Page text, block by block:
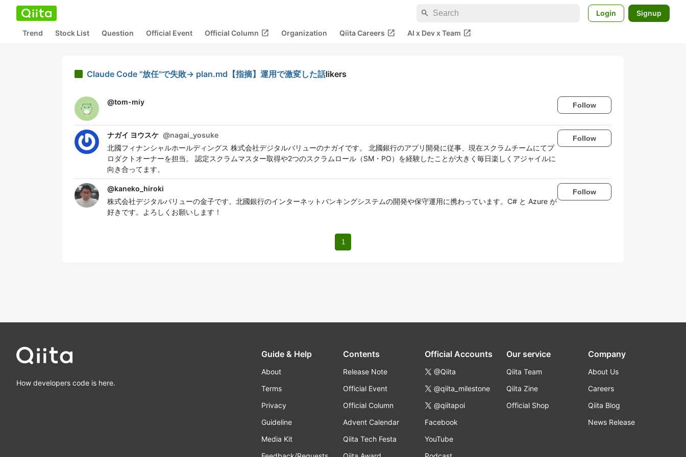
search Login Signup
Trend Stock List Question Official Event Official Column open_in_new Organization Qiita Careers open_in_new AI x Dev x Team open_in_new
Claude Code "放任"で失敗→ plan.md【指摘】運用で激変した話likers
@tom-miy Follow
ナガイ ヨウスケ @nagai_yosuke
北國フィナンシャルホールディングス 株式会社デジタルバリューのナガイです。 北國銀行のアプリ開発に従事、現在スクラムチームにてプ
ロダクトオーナーを担当。 認定スクラムマスター取得や2つのスクラムロール（SM・PO）を経験したことが大きく毎日楽しくアジャイルに
向き合ってます。
Follow
@kaneko_hiroki
株式会社デジタルバリューの金子です。北國銀行のインターネットバンキングシステムの開発や保守運用に携わっています。C# と Azure が
好きです。よろしくお願いします！
Follow
1
How developers code is here.
Guide & Help
About
Terms
Privacy
Guideline
Media Kit
Contents
Release Note
Official Event
Official Column
Advent Calendar
Qiita Tech Festa
Official Accounts
@Qiita
@qiita_milestone
@qiitapoi
Facebook
YouTube
Our service
Qiita Team
Qiita Zine
Official Shop
Company
About Us
Careers
Qiita Blog
News Release